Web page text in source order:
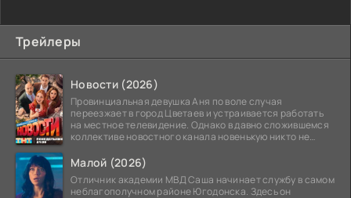
Трейлеры
Новости (2026)
Провинциальная девушка Аня по воле случая
переезжает в город Цветаев и устраивается работать
на местное телевидение. Однако в давно сложившемся
коллективе новостного канала новенькую никто не
Малой (2026)
Отличник академии МВД Саша начинает службу в самом
неблагополучном районе Югодонска. Здесь он